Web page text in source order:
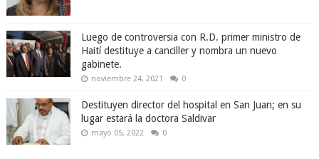
Luego de controversia con R.D. primer ministro de
Haití destituye a canciller y nombra un nuevo
gabinete.
noviembre 24, 2021 0
Destituyen director del hospital en San Juan; en su
lugar estará la doctora Saldivar
mayo 05, 2022 0